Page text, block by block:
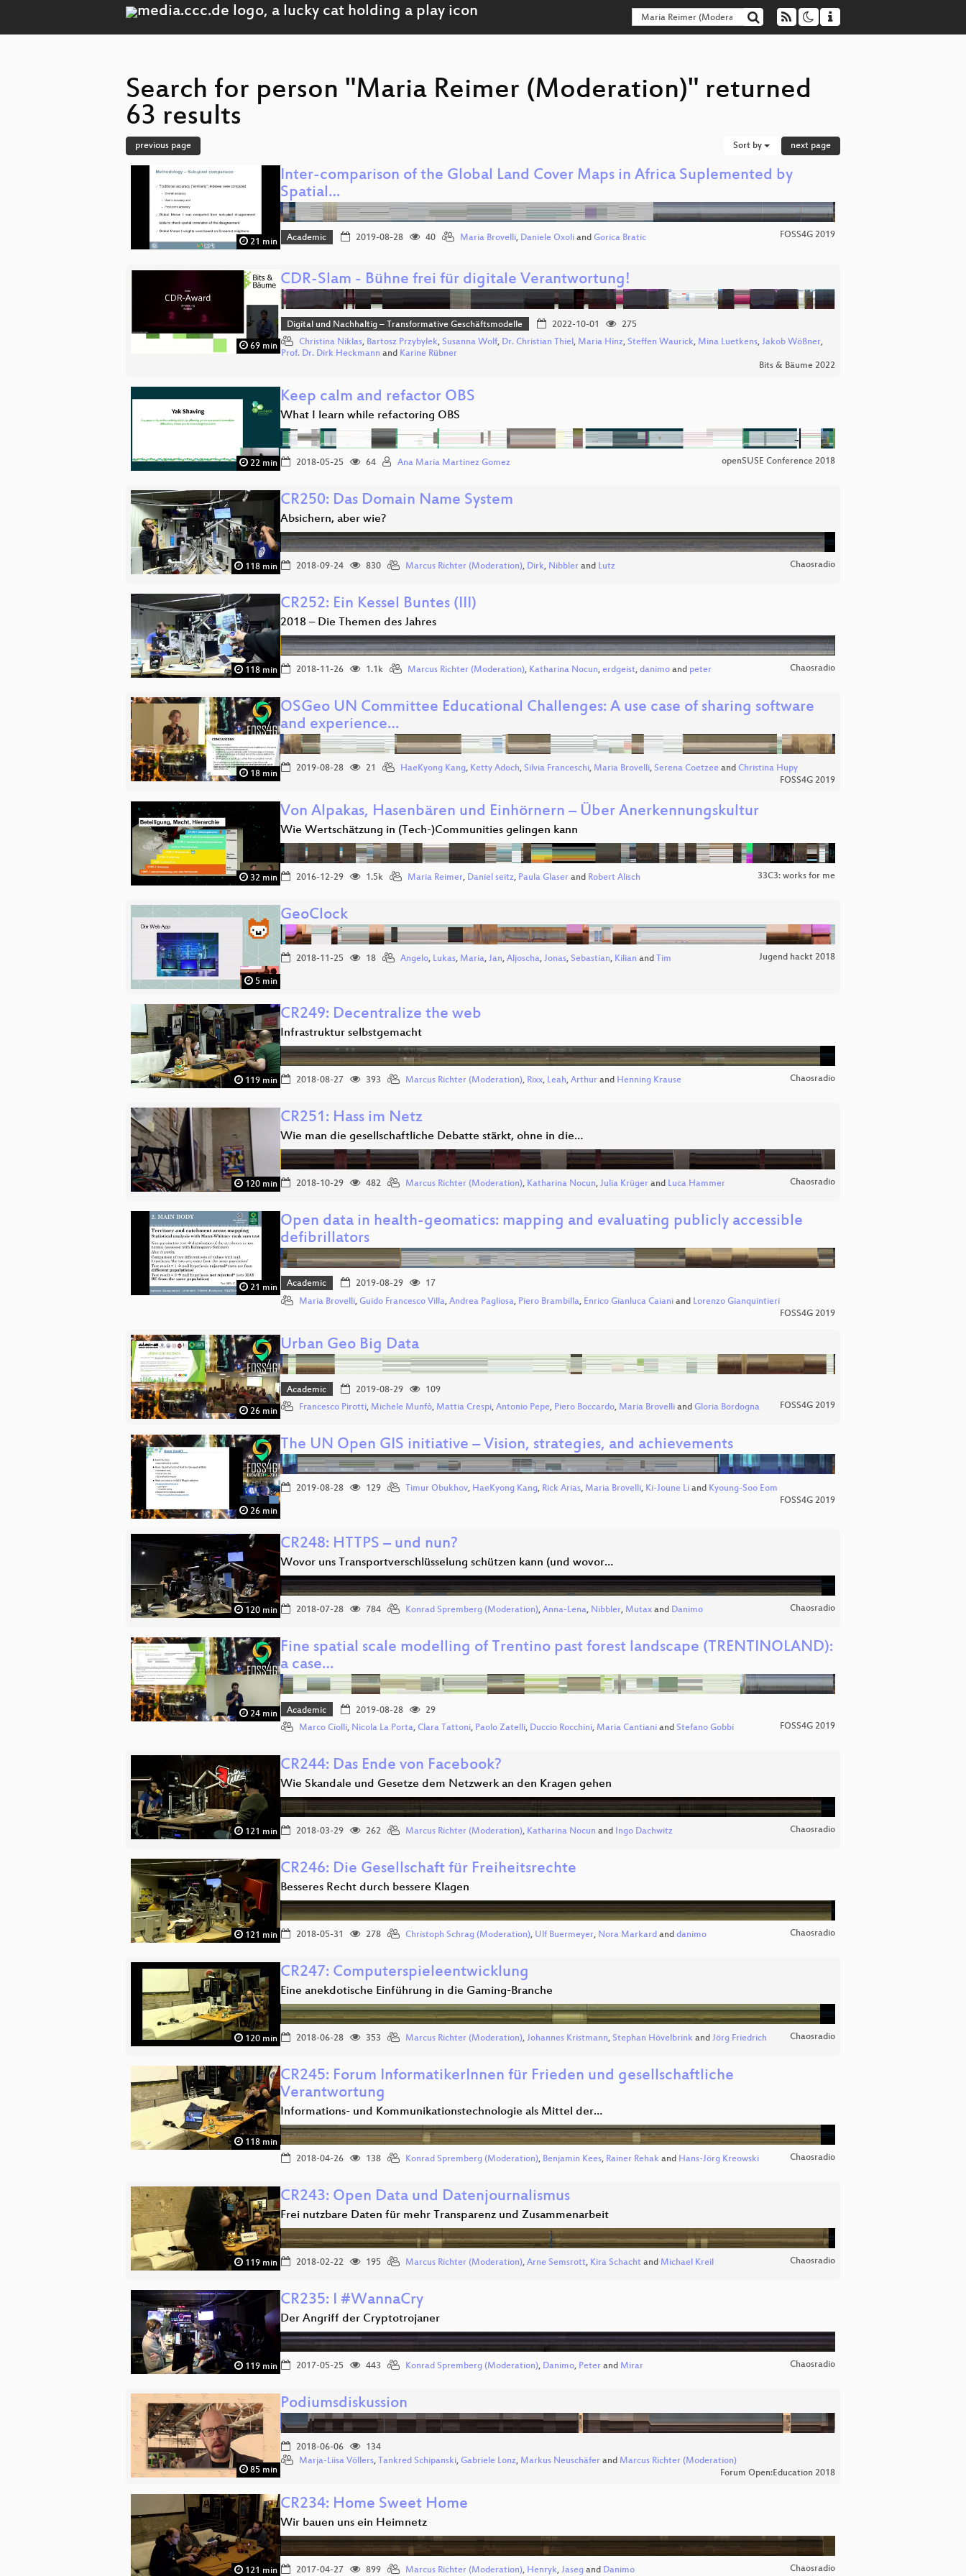
Search for person "Maria Reimer (Moderation)" returned
63 results
previous page Sort by next page
21 min
Inter-comparison of the Global Land Cover Maps in Africa Suplemented by
Spatial…
Academic 2019-08-28 40 Maria Brovelli, Daniele Oxoliand Gorica Bratic FOSS4G 2019
69 min
CDR-Slam - Bühne frei für digitale Verantwortung!
Digital und Nachhaltig – Transformative Geschäftsmodelle 2022-10-01
275
Christina Niklas, Bartosz Przybylek, Susanna Wolf, Dr. Christian Thiel, Maria Hinz, Steffen Waurick, Mina Luetkens, Jakob Wößner,
Prof. Dr. Dirk Heckmann and Karine Rübner
Bits & Bäume 2022
22 min
Keep calm and refactor OBS
What I learn while refactoring OBS
2018-05-25 64 Ana Maria Martinez Gomez openSUSE Conference 2018
118 min
CR250: Das Domain Name System
Absichern, aber wie?
2018-09-24 830 Marcus Richter (Moderation), Dirk, Nibbler and Lutz Chaosradio
118 min
CR252: Ein Kessel Buntes (III)
2018 – Die Themen des Jahres
2018-11-26 1.1k Marcus Richter (Moderation), Katharina Nocun, erdgeist, danimo and peter Chaosradio
18 min
OSGeo UN Committee Educational Challenges: A use case of sharing software
and experience…
2019-08-28 21 HaeKyong Kang, Ketty Adoch, Silvia Franceschi, Maria Brovelli, Serena Coetzee and Christina Hupy
FOSS4G 2019
32 min
Von Alpakas, Hasenbären und Einhörnern – Über Anerkennungskultur
Wie Wertschätzung in (Tech-)Communities gelingen kann
2016-12-29 1.5k Maria Reimer, Daniel seitz, Paula Glaser and Robert Alisch 33C3: works for me
5 min
GeoClock
2018-11-25 18 Angelo, Lukas, Maria, Jan, Aljoscha, Jonas, Sebastian, Kilian and Tim Jugend hackt 2018
119 min
CR249: Decentralize the web
Infrastruktur selbstgemacht
2018-08-27 393 Marcus Richter (Moderation), Rixx, Leah, Arthur and Henning Krause Chaosradio
120 min
CR251: Hass im Netz
Wie man die gesellschaftliche Debatte stärkt, ohne in die…
2018-10-29 482 Marcus Richter (Moderation), Katharina Nocun, Julia Krüger and Luca Hammer Chaosradio
21 min
Open data in health-geomatics: mapping and evaluating publicly accessible
defibrillators
Academic 2019-08-29
17
Maria Brovelli, Guido Francesco Villa, Andrea Pagliosa, Piero Brambilla, Enrico Gianluca Caiani and Lorenzo Gianquintieri
FOSS4G 2019
26 min
Urban Geo Big Data
Academic 2019-08-29
109
Francesco Pirotti, Michele Munfò, Mattia Crespi, Antonio Pepe, Piero Boccardo, Maria Brovelli and Gloria Bordogna FOSS4G 2019
26 min
The UN Open GIS initiative – Vision, strategies, and achievements
2019-08-28 129 Timur Obukhov, HaeKyong Kang, Rick Arias, Maria Brovelli, Ki-Joune Li and Kyoung-Soo Eom
FOSS4G 2019
120 min
CR248: HTTPS – und nun?
Wovor uns Transportverschlüsselung schützen kann (und wovor…
2018-07-28 784 Konrad Spremberg (Moderation), Anna-Lena, Nibbler, Mutax and Danimo Chaosradio
24 min
Fine spatial scale modelling of Trentino past forest landscape (TRENTINOLAND):
a case…
Academic 2019-08-28
29
Marco Ciolli, Nicola La Porta, Clara Tattoni, Paolo Zatelli, Duccio Rocchini, Maria Cantiani and Stefano Gobbi FOSS4G 2019
121 min
CR244: Das Ende von Facebook?
Wie Skandale und Gesetze dem Netzwerk an den Kragen gehen
2018-03-29 262 Marcus Richter (Moderation), Katharina Nocun and Ingo Dachwitz Chaosradio
121 min
CR246: Die Gesellschaft für Freiheitsrechte
Besseres Recht durch bessere Klagen
2018-05-31 278 Christoph Schrag (Moderation), Ulf Buermeyer, Nora Markard and danimo Chaosradio
120 min
CR247: Computerspieleentwicklung
Eine anekdotische Einführung in die Gaming-Branche
2018-06-28 353 Marcus Richter (Moderation), Johannes Kristmann, Stephan Hövelbrink and Jörg Friedrich Chaosradio
118 min
CR245: Forum InformatikerInnen für Frieden und gesellschaftliche
Verantwortung
Informations- und Kommunikationstechnologie als Mittel der…
2018-04-26 138 Konrad Spremberg (Moderation), Benjamin Kees, Rainer Rehak and Hans-Jörg Kreowski Chaosradio
119 min
CR243: Open Data und Datenjournalismus
Frei nutzbare Daten für mehr Transparenz und Zusammenarbeit
2018-02-22 195 Marcus Richter (Moderation), Arne Semsrott, Kira Schacht and Michael Kreil Chaosradio
119 min
CR235: I #WannaCry
Der Angriff der Cryptotrojaner
2017-05-25 443 Konrad Spremberg (Moderation), Danimo, Peter and Mirar Chaosradio
85 min
Podiumsdiskussion
2018-06-06
134
Marja-Liisa Völlers, Tankred Schipanski, Gabriele Lonz, Markus Neuschäfer and Marcus Richter (Moderation)
Forum Open:Education 2018
121 min
CR234: Home Sweet Home
Wir bauen uns ein Heimnetz
2017-04-27 899 Marcus Richter (Moderation), Henryk, Jaseg and Danimo Chaosradio